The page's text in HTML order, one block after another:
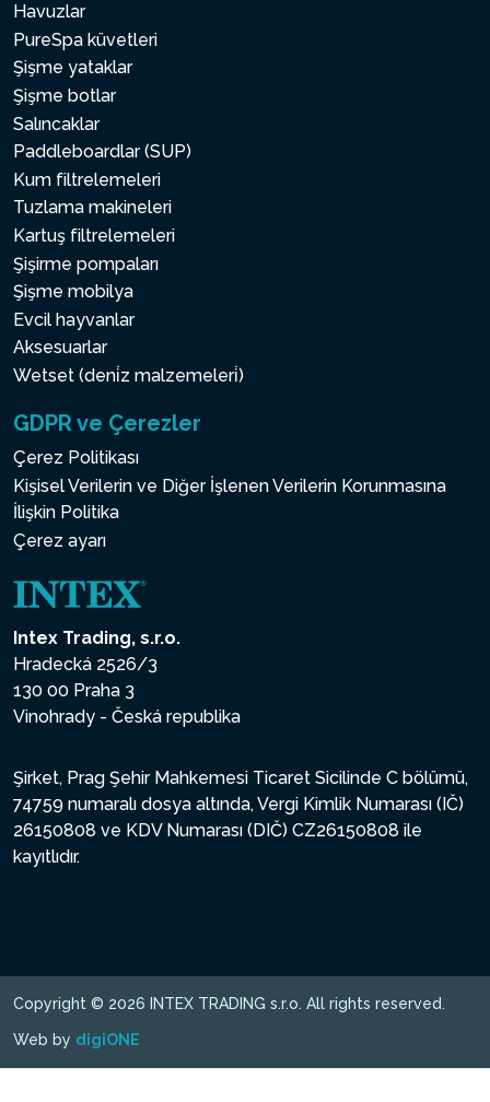
Havuzlar
PureSpa küvetleri
Şişme yataklar
Şişme botlar
Salıncaklar
Paddleboardlar (SUP)
Kum filtrelemeleri
Tuzlama makineleri
Kartuş filtrelemeleri
Şişirme pompaları
Şişme mobilya
Evcil hayvanlar
Aksesuarlar
Wetset (deni̇z malzemeleri̇)
GDPR ve Çerezler
Çerez Politikası
Kişisel Verilerin ve Diğer İşlenen Verilerin Korunmasına
İlişkin Politika
Çerez ayarı
Intex Trading, s.r.o.
Hradecká 2526/3
130 00 Praha 3
Vinohrady - Česká republika
Şirket, Prag Şehir Mahkemesi Ticaret Sicilinde C bölümü,
74759 numaralı dosya altında, Vergi Kimlik Numarası (IČ)
26150808 ve KDV Numarası (DIČ) CZ26150808 ile
kayıtlıdır.
Copyright © 2026 INTEX TRADING s.r.o. All rights reserved.
Web by digiONE